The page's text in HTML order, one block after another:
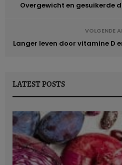
Overgewicht en gesuikerde
VOLGENDE
Langer leven door vitamine D
LATEST POSTS